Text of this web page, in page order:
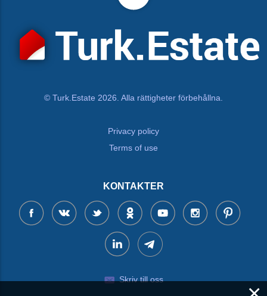
© Turk.Estate 2026. Alla rättigheter förbehållna.
Privacy policy
Terms of use
KONTAKTER
Skriv till oss